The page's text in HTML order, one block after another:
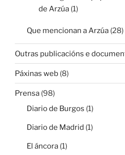
de Arzúa (1)
Que mencionan a Arzúa (28)
Outras publicacións e
Páxinas web (8)
Prensa (98)
Diario de Burgos (1)
Diario de Madrid (1)
El áncora (1)